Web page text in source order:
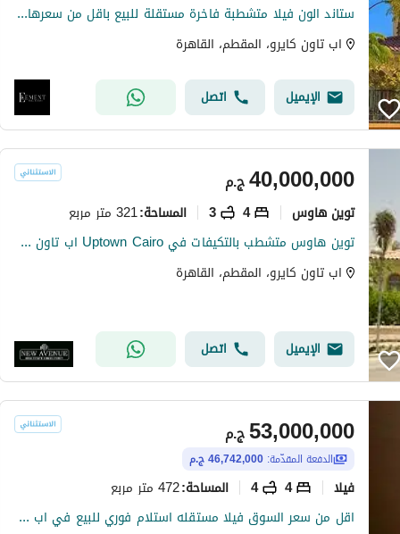
ستاند الون فيلا متشطبة فاخرة مستقلة للبيع باقل من سعرها في 2024 ب 4 مليون في أب تاون كايرو
اب تاون كايرو، المقطم، القاهرة
الإيميل اتصل
ج.م40,000,000
توين هاوس 4
3 المساحة:321 متر مربع
توين هاوس متشطب بالتكيفات في Uptown Cairo اب تاون كايرو في مرحله levana ليفانا موقع مميز يطل علي النادي استلام فوري
اب تاون كايرو، المقطم، القاهرة
الإيميل اتصل
ج.م53,000,000
الدفعة المقدّمة: 46,742,000 ج.م
فیلا 4
4 المساحة:472 متر مربع
اقل من سعر السوق فيلا مستقله استلام فوري للبيع في اب تاون اقساط حتي 2028